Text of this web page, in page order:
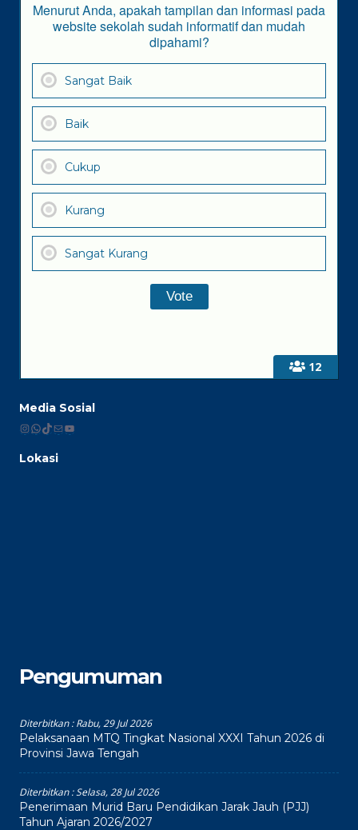
12
Menurut Anda, apakah tampilan dan informasi pada
website sekolah sudah informatif dan mudah
dipahami?
Sangat Baik
Baik
Cukup
Kurang
Sangat Kurang
Media Sosial
Instagram
WhatsApp
TikTok
MailYouTube
Lokasi
Pengumuman
Diterbitkan :Rabu, 29 Jul 2026
Pelaksanaan MTQ Tingkat Nasional XXXI Tahun 2026 di
Provinsi Jawa Tengah
Diterbitkan :Selasa, 28 Jul 2026
Penerimaan Murid Baru Pendidikan Jarak Jauh (PJJ)
Tahun Ajaran 2026/2027